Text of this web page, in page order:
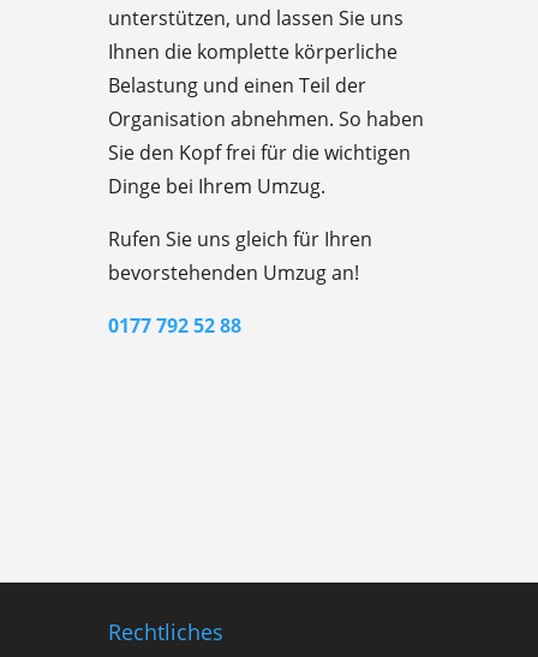
unterstützen, und lassen Sie uns
Ihnen die komplette körperliche
Belastung und einen Teil der
Organisation abnehmen. So haben
Sie den Kopf frei für die wichtigen
Dinge bei Ihrem Umzug.
Rufen Sie uns gleich für Ihren
bevorstehenden Umzug an!
0177 792 52 88
Rechtliches